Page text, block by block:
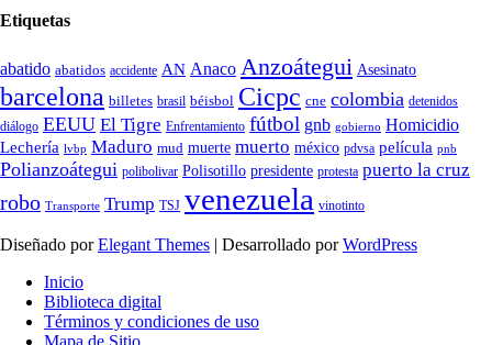
Etiquetas
abatido abatidos accidente AN Anaco Anzoátegui Asesinato
barcelona billetes brasil béisbol Cicpc cne colombia detenidos
diálogo EEUU El Tigre Enfrentamiento fútbol gnb gobierno Homicidio
Lechería lvbp Maduro mud muerte muerto méxico pdvsa película pnb
Polianzoátegui polibolivar Polisotillo presidente protesta puerto la cruz
robo Transporte Trump TSJ venezuela vinotinto
Diseñado porElegant Themes | Desarrollado porWordPress
Inicio
Biblioteca digital
Términos y condiciones de uso
Mapa de Sitio